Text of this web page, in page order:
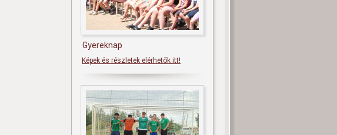
Gyereknap
Képek és részletek elérhetők itt!